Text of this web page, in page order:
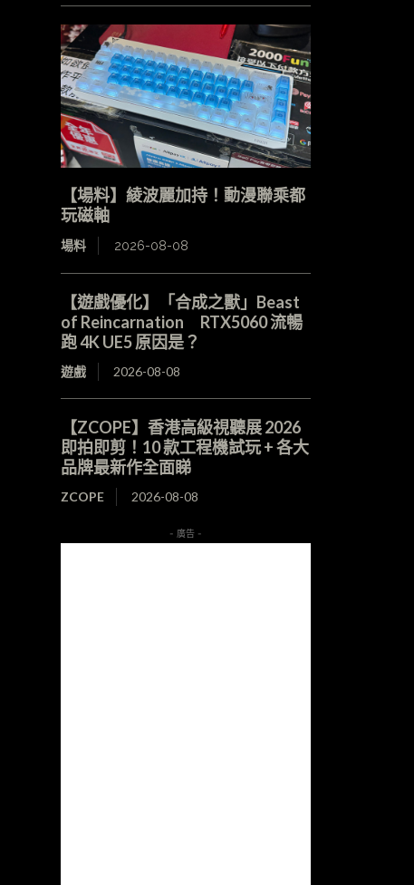
【場料】綾波麗加持！動漫聯乘都
玩磁軸
場料 2026-08-08
【遊戲優化】「合成之獸」Beast
of Reincarnation RTX5060 流暢
跑 4K UE5 原因是？
遊戲 2026-08-08
【ZCOPE】香港高級視聽展 2026
即拍即剪！10 款工程機試玩 + 各大
品牌最新作全面睇
ZCOPE 2026-08-08
- 廣告 -